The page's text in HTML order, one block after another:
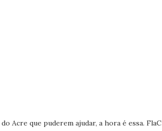
Acre que puderem ajudar, a hora é essa.